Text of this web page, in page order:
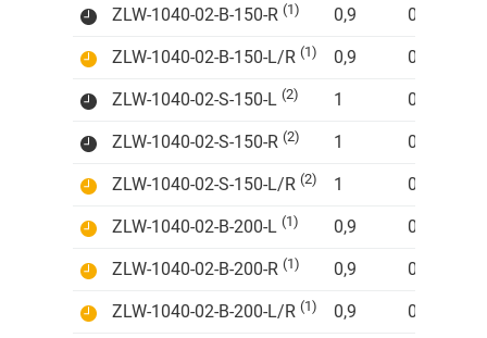
ZLW-1040-02-B-150-R (1) 0,9 0,14
ZLW-1040-02-B-150-L/R (1) 0,9 0,14
ZLW-1040-02-S-150-L (2) 1 0,14
ZLW-1040-02-S-150-R (2) 1 0,14
ZLW-1040-02-S-150-L/R (2) 1 0,14
ZLW-1040-02-B-200-L (1) 0,9 0,14
ZLW-1040-02-B-200-R (1) 0,9 0,14
ZLW-1040-02-B-200-L/R (1) 0,9 0,14